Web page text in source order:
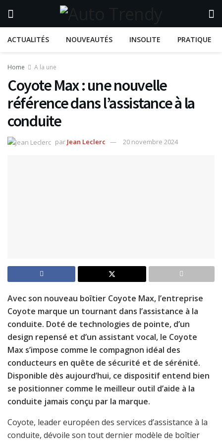
ACTUALITÉS NOUVEAUTÉS INSOLITE PRATIQUE
Home A la une
Coyote Max : une nouvelle
référence dans l’assistance à la
conduite
par Jean Leclerc 20 novembre 2024
Avec son nouveau boîtier Coyote Max, l’entreprise
Coyote marque un tournant dans l’assistance à la
conduite. Doté de technologies de pointe, d’un
design repensé et d’un assistant vocal, le Coyote
Max s’impose comme le compagnon idéal des
conducteurs en quête de sécurité et de sérénité.
Disponible dès aujourd’hui, ce dispositif entend bien
se positionner comme le meilleur outil d’aide à la
conduite jamais conçu par la marque.
Coyote, leader européen des services d’assistance à la
conduite, dévoile son tout dernier modèle de boîtier